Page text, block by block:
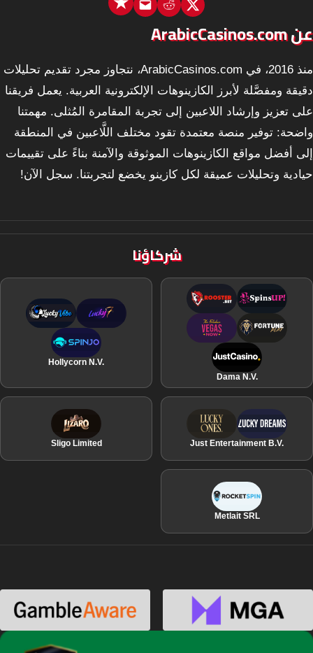
X
Reddit
Email
عن ArabicCasinos.com
منذ 2016، في ArabicCasinos.com، نتجاوز مجرد تقديم تحليلات
دقيقة ومفصَّلة لأبرز الكازينوهات الإلكترونية العربية. يعمل فريقنا
على تعزيز وإرشاد اللاعبين إلى تجربة المقامرة المُثلى. مهمتنا
واضحة: توفير منصة معتمدة تقود مختلف اللَّاعبين في المنطقة
إلى أفضل مواقع الكازينوهات الموثوقة والآمنة بناءً على تقييمات
حيادية وتحليلات عميقة لكل كازينو يخضع لتجربتنا. سجل الآن!
شركاؤنا
Dama N.V.
Hollycorn N.V.
Just Entertainment B.V.
Sligo Limited
Metlait SRL